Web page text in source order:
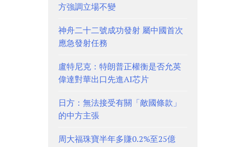
方強調立場不變
神舟二十二號成功發射 屬中國首次
應急發射任務
盧特尼克：特朗普正權衡是否允英
偉達對華出口先進AI芯片
日方：無法接受有關「敵國條款」
的中方主張
周大福珠寶半年多賺0.2%至25億